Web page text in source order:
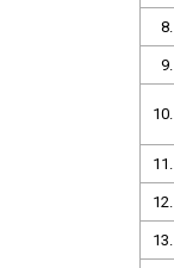
8.
9.
10.
11.
12.
13.